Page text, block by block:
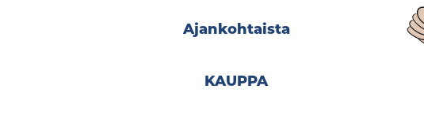
Ajankohtaista
KAUPPA